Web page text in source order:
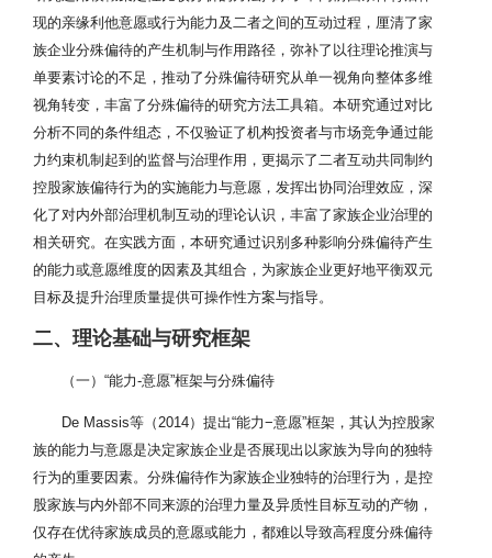
现的亲缘利他意愿或行为能力及二者之间的互动过程，厘清了家
族企业分殊偏待的产生机制与作用路径，弥补了以往理论推演与
单要素讨论的不足，推动了分殊偏待研究从单一视角向整体多维
视角转变，丰富了分殊偏待的研究方法工具箱。本研究通过对比
分析不同的条件组态，不仅验证了机构投资者与市场竞争通过能
力约束机制起到的监督与治理作用，更揭示了二者互动共同制约
控股家族偏待行为的实施能力与意愿，发挥出协同治理效应，深
化了对内外部治理机制互动的理论认识，丰富了家族企业治理的
相关研究。在实践方面，本研究通过识别多种影响分殊偏待产生
的能力或意愿维度的因素及其组合，为家族企业更好地平衡双元
目标及提升治理质量提供可操作性方案与指导。
二、理论基础与研究框架
（一）“能力-意愿”框架与分殊偏待
De Massis等（2014）提出“能力−意愿”框架，其认为控股家
族的能力与意愿是决定家族企业是否展现出以家族为导向的独特
行为的重要因素。分殊偏待作为家族企业独特的治理行为，是控
股家族与内外部不同来源的治理力量及异质性目标互动的产物，
仅存在优待家族成员的意愿或能力，都难以导致高程度分殊偏待